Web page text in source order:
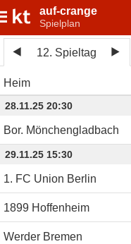
auf-crange
Spielplan
12. Spieltag
Heim
28.11.25 20:30
Bor. Mönchengladbach
29.11.25 15:30
1. FC Union Berlin
1899 Hoffenheim
Werder Bremen